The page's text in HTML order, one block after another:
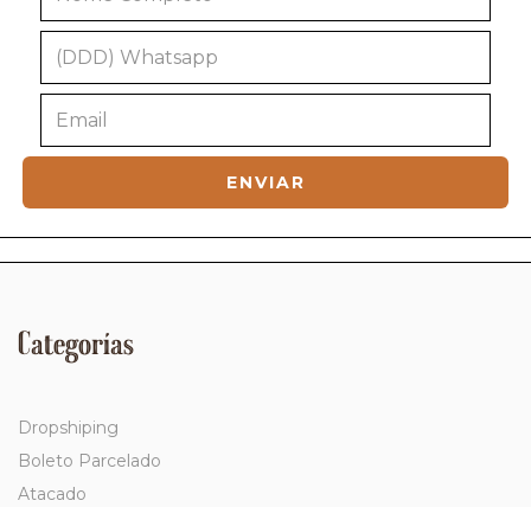
Categorías
Dropshiping
Boleto Parcelado
Atacado